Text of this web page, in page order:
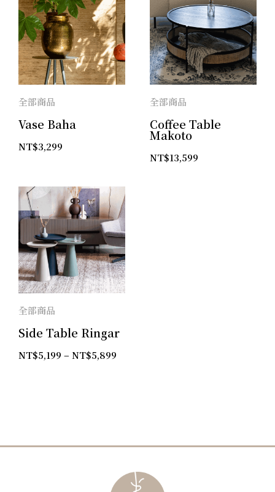
全部商品
Vase Baha
NT$3,299
全部商品
Coffee Table
Makoto
NT$13,599
全部商品
Side Table Ringar
NT$5,199 – NT$5,899